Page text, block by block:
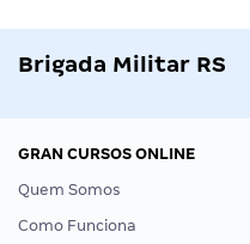
Brigada Militar RS
GRAN CURSOS ONLINE
Quem Somos
Como Funciona